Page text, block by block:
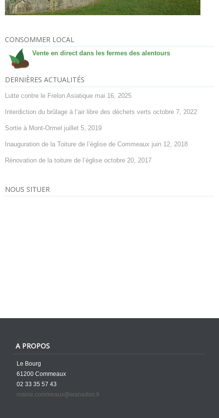
CONSOMMER LOCAL
Vente en direct dans les fermes des alentours
DERNIÈRES ACTUALITÉS
Lutte contre le Frelon Asiatique mai 16, 2025
Interdiction du brûlage à l’air libre des déchets verts octobre 7, 2022
Sortie à Mont-Ormel juillet 5, 2019
Inauguration de la Toiture de l’église de Commeaux juin 12, 2018
Rénovation de la toiture de l’église octobre 20, 2017
NOUS SITUER
A PROPOS
Le Bourg
61200 Commeaux
02 33 35 57 43
mairie.commeaux@wanadoo.fr